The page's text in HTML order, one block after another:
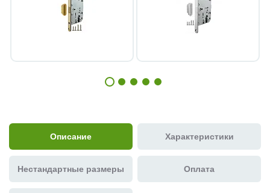
Описание Характеристики
Нестандартные размеры Оплата